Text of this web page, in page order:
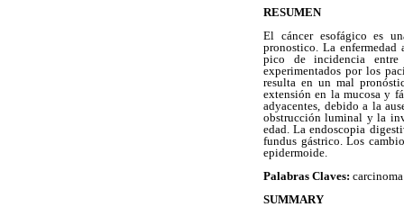
RESUMEN
El cáncer esofágico es
pronostico. La enfermedad
pico de incidencia entre
experimentados por los
resulta en un mal
extensión en la mucosa y
adyacentes, debido a la
obstrucción luminal y la
edad. La endoscopia
fundus gástrico. Los
epidermoide.
Palabras Claves:
SUMMARY